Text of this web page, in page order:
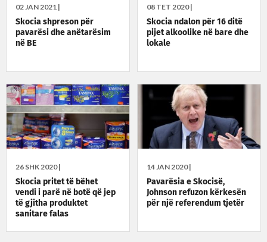
02 JAN 2021 |
Skocia shpreson për
pavarësi dhe anëtarësim
në BE
08 TET 2020 |
Skocia ndalon për 16 ditë
pijet alkoolike në bare dhe
lokale
26 SHK 2020 |
Skocia pritet të bëhet
vendi i parë në botë që jep
të gjitha produktet
sanitare falas
14 JAN 2020 |
Pavarësia e Skocisë,
Johnson refuzon kërkesën
për një referendum tjetër